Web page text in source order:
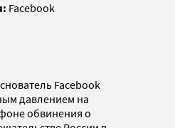
Facebook
Facebook
давлением на
обвинения о